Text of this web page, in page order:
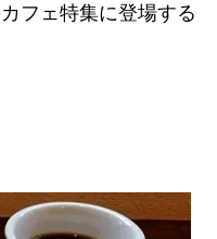
フェ特集に登場する